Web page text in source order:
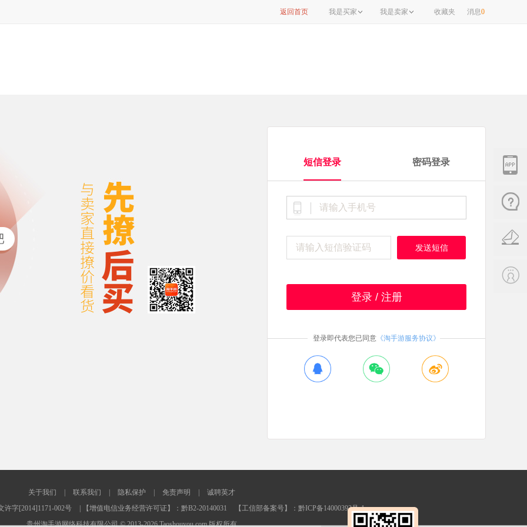
返回首页 我是买家 我是卖家 收藏夹 消息0
短信登录 密码登录
发送短信
登录 / 注册
登录即代表您已同意 《淘手游服务协议》
关于我们 联系我们 隐私保护 免责声明
诚聘英才
字[2014]1171-002号
| 【增值电信业务经营许可证】：黔B2-20140031
【工信部备案号】：黔ICP备14000393号-1
贵州淘手游网络科技有限公司 © 2013-2026 Taoshouyou.com 版权所有